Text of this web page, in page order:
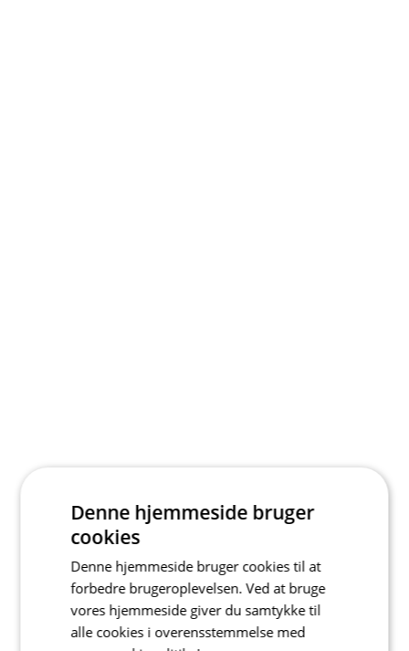
Denne hjemmeside bruger
cookies
Denne hjemmeside bruger cookies til at
forbedre brugeroplevelsen. Ved at bruge
vores hjemmeside giver du samtykke til
alle cookies i overensstemmelse med